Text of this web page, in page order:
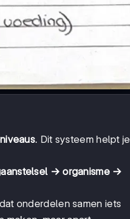
. Dit systeem helpt je
→ organisme →
onderdelen samen iets